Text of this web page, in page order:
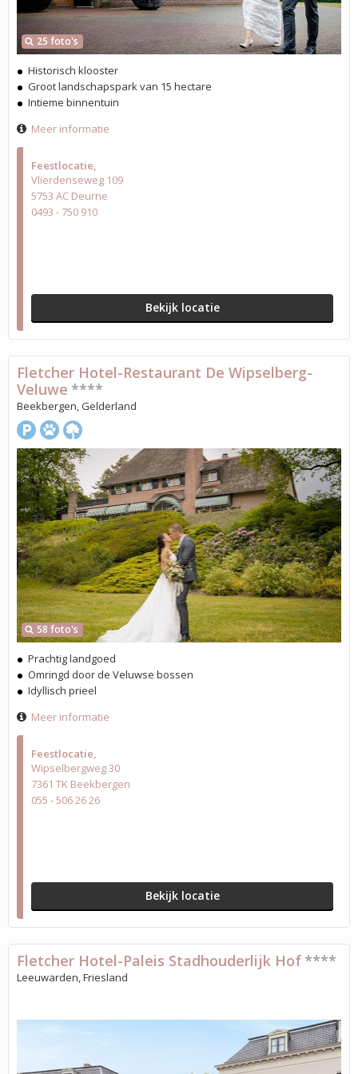
Feestlocatie
Vlierdenseweg 109
5753 AC Deurne
0493 - 750 910
Bekijk locatie
25 foto's
Historisch klooster
Groot landschapspark van 15 hectare
Intieme binnentuin
Meer informatie
Feestlocatie
Wipselbergweg 30
7361 TK Beekbergen
055 - 506 26 26
Bekijk locatie
58 foto's
Fletcher Hotel-Restaurant De Wipselberg-
Veluwe ****
Beekbergen, Gelderland
Prachtig landgoed
Omringd door de Veluwse bossen
Idyllisch prieel
Meer informatie
Fletcher Hotel-Paleis Stadhouderlijk Hof ****
Leeuwarden, Friesland